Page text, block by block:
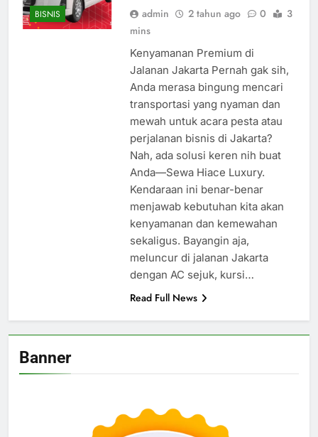
BISNIS admin 2 tahun ago 0
3
mins
Kenyamanan Premium di
Jalanan Jakarta Pernah gak sih,
Anda merasa bingung mencari
transportasi yang nyaman dan
mewah untuk acara pesta atau
perjalanan bisnis di Jakarta?
Nah, ada solusi keren nih buat
Anda—Sewa Hiace Luxury.
Kendaraan ini benar-benar
menjawab kebutuhan kita akan
kenyamanan dan kemewahan
sekaligus. Bayangin aja,
meluncur di jalanan Jakarta
dengan AC sejuk, kursi…
Read Full News
Banner